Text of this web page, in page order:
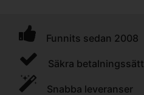
Funnits sedan 2008
Säkra betalningssätt
Snabba leveranser